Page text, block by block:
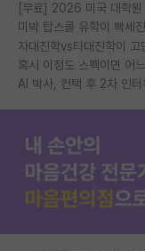
미박 탑스쿨 유학이 빡세
자대진학vs타대진학이 고
혹시 이정도 스펙이면 어
AI 박사, 컨택 후 2차 인